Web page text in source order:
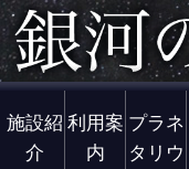
施設紹
介
利用案
内
プラネ
タリウ